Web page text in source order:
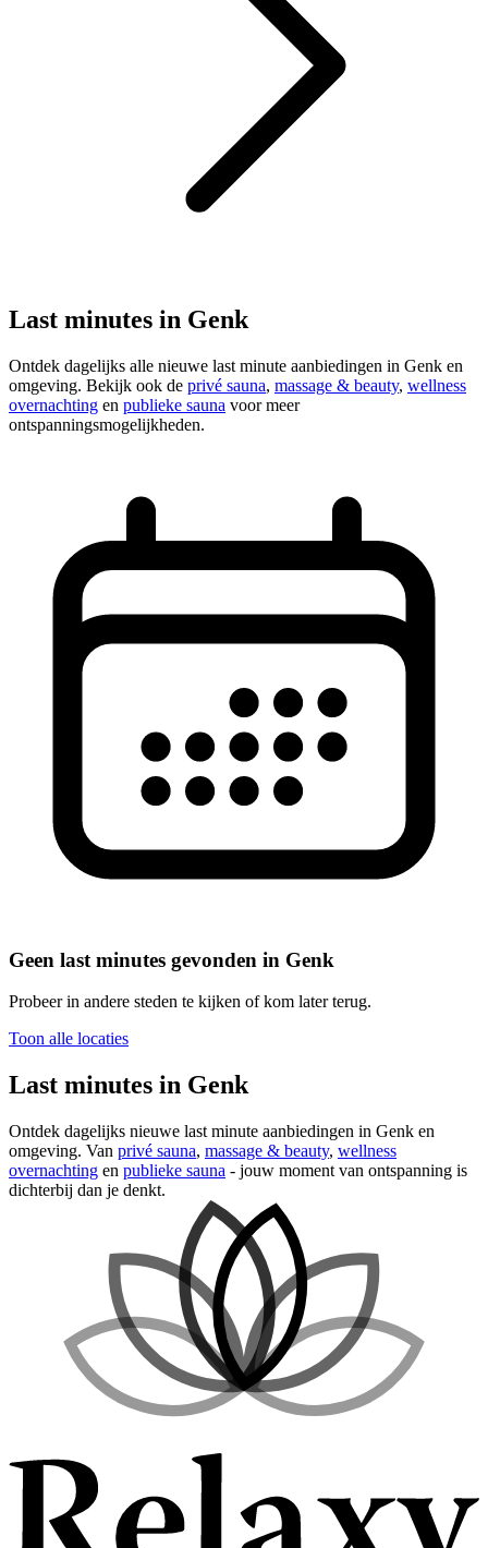
Last minutes in Genk
Ontdek dagelijks alle nieuwe last minute aanbiedingen in Genk en
omgeving. Bekijk ook de privé sauna, massage & beauty, wellness
overnachting en publieke sauna voor meer
ontspanningsmogelijkheden.
Geen last minutes gevonden in Genk
Probeer in andere steden te kijken of kom later terug.
Toon alle locaties
Last minutes in Genk
Ontdek dagelijks nieuwe last minute aanbiedingen in Genk en
omgeving. Van privé sauna, massage & beauty, wellness
overnachting en publieke sauna - jouw moment van ontspanning is
dichterbij dan je denkt.